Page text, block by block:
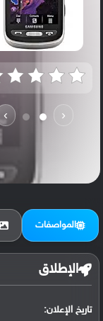
‹
›
المواصفات
الإطلاق
تاريخ الإعلان: